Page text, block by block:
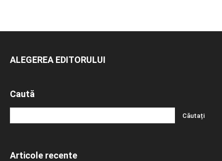
ALEGEREA EDITORULUI
Caută
Articole recente